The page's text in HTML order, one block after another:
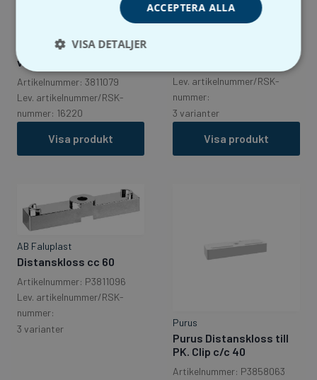
Distanskloss 20x60mm
vit
Artikelnummer: 3811079
Lev. artikelnummer/RSK-
nummer: 16220
Visa produkt
Lev. artikelnummer/RSK-
nummer:
3 varianter
Visa produkt
AB Faluplast
Distanskloss cc 60
Artikelnummer: P3811096
Lev. artikelnummer/RSK-
nummer:
3 varianter
Purus
Purus Distanskloss till
PK. Clip c/c 40
Artikelnummer: P3858063
ACCEPTERA ALLA
VISA DETALJER